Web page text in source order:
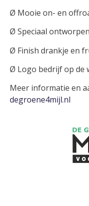
Ø Mooie on- en
Ø Speciaal
Ø Finish drankje en
Ø Logo bedrijf op de
Meer informatie en
degroene4mijl.nl